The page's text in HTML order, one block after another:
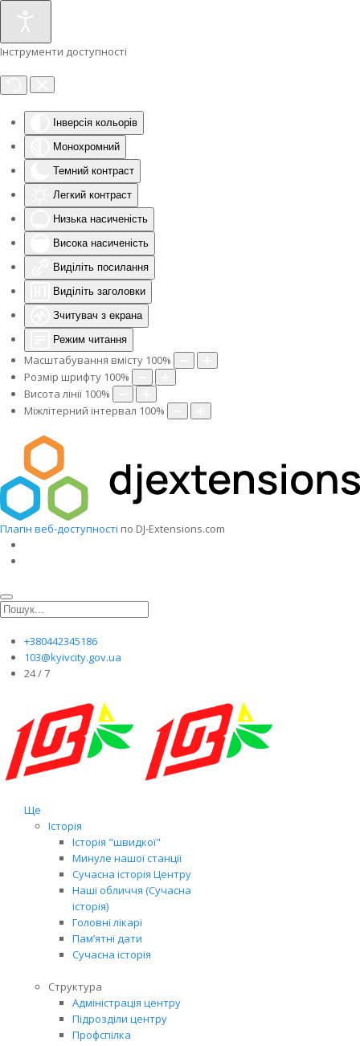
Інструменти доступності
Інверсія кольорів
Монохромний
Темний контраст
Легкий контраст
Низька насиченість
Висока насиченість
Виділіть посилання
Виділіть заголовки
Зчитувач з екрана
Режим читання
Масштабування вмісту 100%
Розмір шрифту 100%
Висота лінії 100%
Міжлітерний інтервал 100%
Плагін веб-доступності по DJ-Extensions.com
+380442345186
103@kyivcity.gov.ua
24 / 7
Ще
Історія
Історія "швидкої"
Минуле нашої станції
Сучасна історія Центру
Наші обличчя (Сучасна
історія)
Головні лікарі
Пам’ятні дати
Сучасна історія
Структура
Адміністрація центру
Підрозділи центру
Профспілка